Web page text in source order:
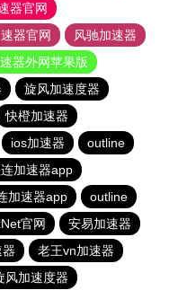
器官网
器官网
风驰加速器
器外网苹果版
旋风加速度器
快橙加速器
ios加速器
outline
加速器app
加速器app
outline
官网
安易加速器
老王vn加速器
风加速度器